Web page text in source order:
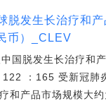
脱发生长治疗和产
币）_CLEV
国脱发生长治疗和
122 ：165 受新冠肺
和产品市场规模大约